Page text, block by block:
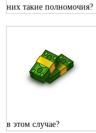
них такие полномочия?
в этом случае?